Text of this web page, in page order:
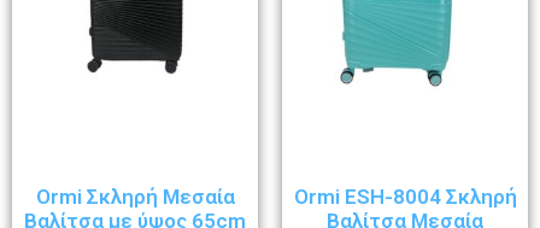
Ormi Σκληρή Μεσαία
Βαλίτσα με ύψος 65cm
Ormi ESH-8004 Σκληρή
Βαλίτσα Μεσαία